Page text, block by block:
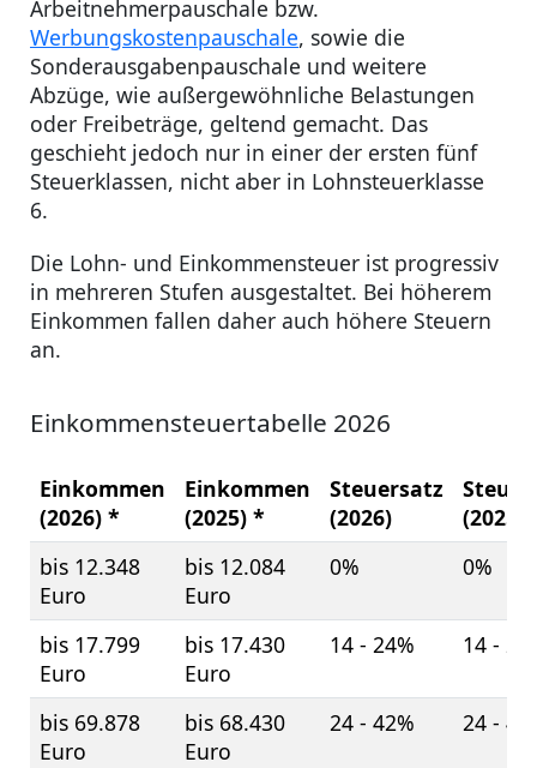
Arbeitnehmerpauschale bzw.
Werbungskostenpauschale, sowie die
Sonderausgabenpauschale und weitere
Abzüge, wie außergewöhnliche Belastungen
oder Freibeträge, geltend gemacht. Das
geschieht jedoch nur in einer der ersten fünf
Steuerklassen, nicht aber in Lohnsteuerklasse
6.
Die Lohn- und Einkommensteuer ist progressiv
in mehreren Stufen ausgestaltet. Bei höherem
Einkommen fallen daher auch höhere Steuern
an.
Einkommensteuertabelle 2026
Einkommen
(2026) *
Einkommen
(2025) *
Steuersatz
(2026)
(2025)
bis 12.348
Euro
bis 12.084
Euro
0% 0%
bis 17.799
Euro
bis 17.430
Euro
14 - 24% 14 -
bis 69.878
Euro
bis 68.430
Euro
24 - 42% 24 -